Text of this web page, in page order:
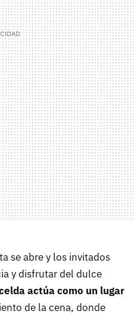
se abre y los invitados
y disfrutar del dulce
actúa como un lugar
de la cena, donde